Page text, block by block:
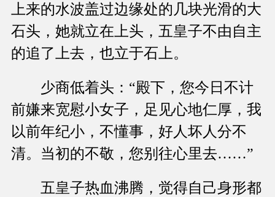
上来的水波盖过边缘处的几块光滑的大
石头，她就立在上头，五皇子不由自主
的追了上去，也立于石上。
少商低着头：“殿下，您今日不计
前嫌来宽慰小女子，足见心地仁厚，我
以前年纪小，不懂事，好人坏人分不
清。当初的不敬，您别往心里去……”
五皇子热血沸腾，觉得自己身形都